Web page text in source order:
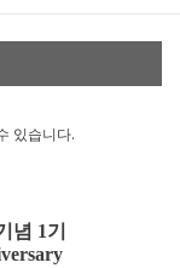
있습니다.
념 1기